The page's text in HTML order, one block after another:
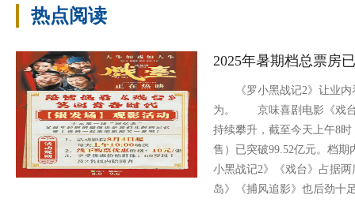
热点阅读
2025年暑期档总票房
《罗小黑战记2》让业内
为。 京味喜剧电影《戏
持续攀升，截至今天上午8
售）已突破99.52亿元。档
小黑战记2》《戏台》占据
岛》《捕风追影》也后劲十